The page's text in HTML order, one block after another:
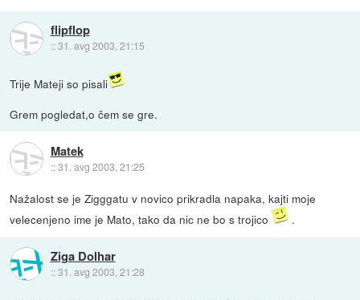
flipflop
::31. avg 2003, 21:15
Trije Mateji so pisali
Grem pogledat,o čem se gre.
Matek
::31. avg 2003, 21:25
Nažalost se je Zigggatu v novico prikradla napaka, kajti moje
velecenjeno ime je Mato, tako da nic ne bo s trojico
.
Ziga Dolhar
::31. avg 2003, 21:28